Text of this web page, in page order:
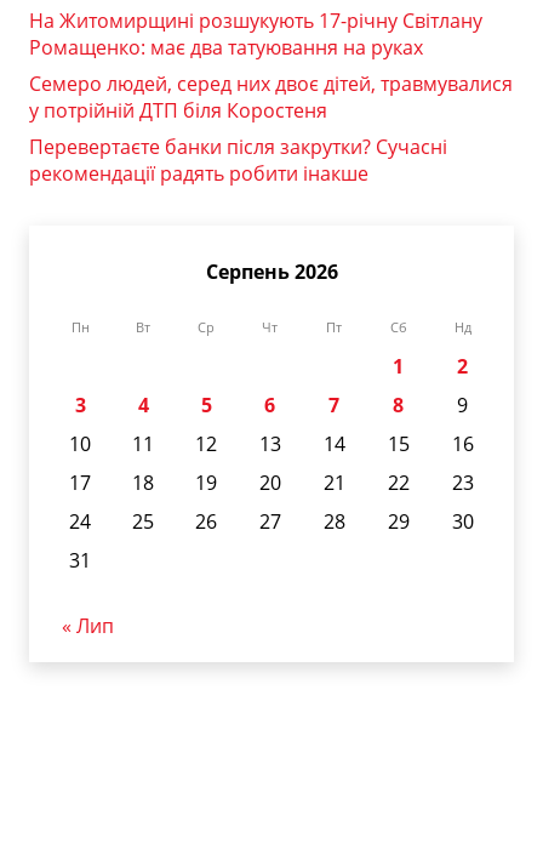
На Житомирщині розшукують 17-річну Світлану
Ромащенко: має два татуювання на руках
Семеро людей, серед них двоє дітей, травмувалися
у потрійній ДТП біля Коростеня
Перевертаєте банки після закрутки? Сучасні
рекомендації радять робити інакше
Серпень 2026
Пн Вт Ср Чт Пт Сб Нд
1
2
3
4 5 6 7 8
9
10
11 12 13 14 15
16
17
18 19 20 21 22
23
24
25 26 27 28 29
30
31
« Лип